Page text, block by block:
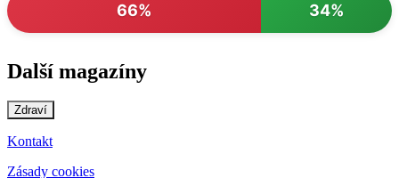
66% 34%
Další magazíny
Zdraví
Kontakt
Zásady cookies